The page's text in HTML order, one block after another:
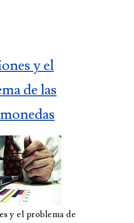
y el
de las
y el problema de